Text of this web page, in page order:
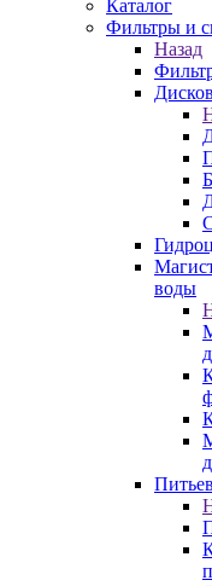
Каталог
Фильтры и
Назад
воды